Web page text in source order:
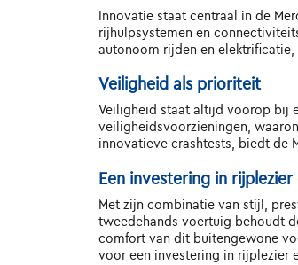
Innovatie staat centraal in de
rijhulpsystemen en
autonoom rijden en elektrificatie,
Veiligheid als prioriteit
Veiligheid staat altijd voorop bij
veiligheidsvoorzieningen,
innovatieve crashtests, biedt de
Een investering in
Met zijn combinatie van stijl,
tweedehands voertuig behoudt
comfort van dit buitengewone
voor een investering in rijplezier